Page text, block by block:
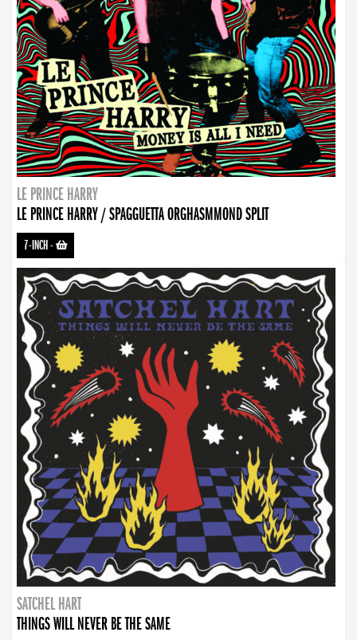
LE PRINCE HARRY
LE PRINCE HARRY / SPAGGUETTA ORGHASMMOND SPLIT
7-INCH-
SATCHEL HART
THINGS WILL NEVER BE THE SAME